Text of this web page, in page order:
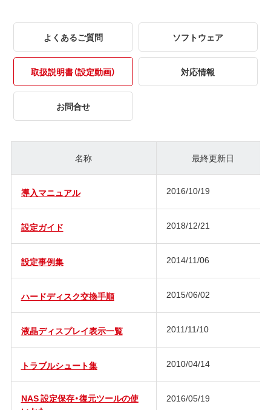
よくあるご質問 ソフトウェア
取扱説明書（設定動画） 対応情報
お問合せ
名称 最終更新日
導入マニュアル 2016/10/19
設定ガイド 2018/12/21
設定事例集 2014/11/06
ハードディスク交換手順 2015/06/02
液晶ディスプレイ表示一覧 2011/11/10
トラブルシュート集 2010/04/14
NAS 設定保存・復元ツールの使
2016/05/19